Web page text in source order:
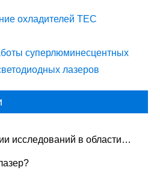
охладителей TEC
суперлюминесцентных
лазеров
исследований в области